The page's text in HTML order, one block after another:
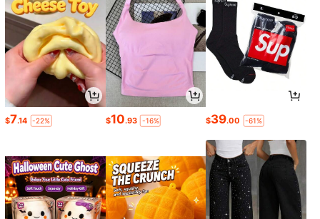
$7.14 -22% $10.93 -16% $39.00 -61%